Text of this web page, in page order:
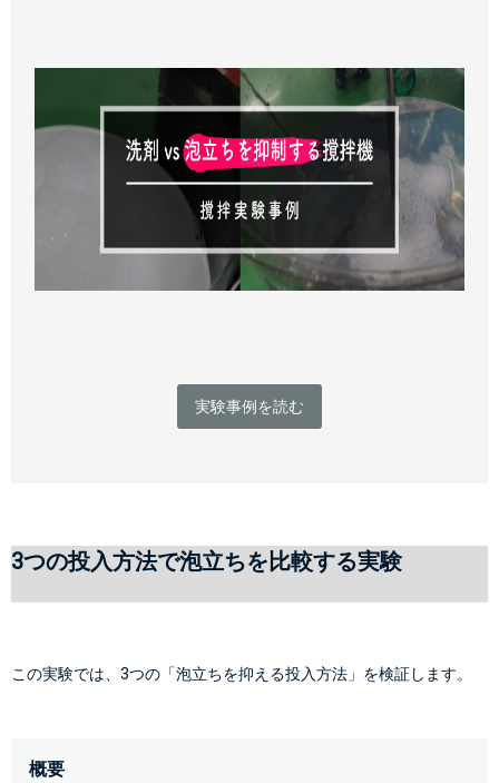
実験事例を読む
3つの投入方法で泡立ちを比較する実験
この実験では、3つの「泡立ちを抑える投入方法」を検証します。
概要